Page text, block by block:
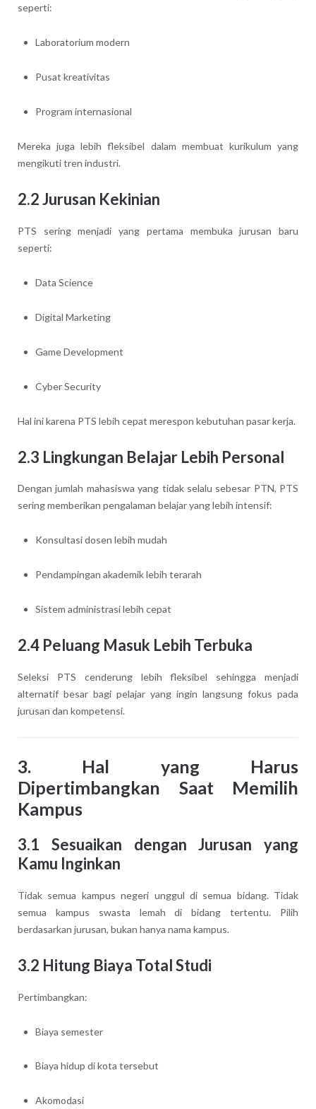
seperti:
Laboratorium modern
Pusat kreativitas
Program internasional
Mereka juga lebih fleksibel dalam membuat kurikulum yang
mengikuti tren industri.
2.2 Jurusan Kekinian
PTS sering menjadi yang pertama membuka jurusan baru
seperti:
Data Science
Digital Marketing
Game Development
Cyber Security
Hal ini karena PTS lebih cepat merespon kebutuhan pasar kerja.
2.3 Lingkungan Belajar Lebih Personal
Dengan jumlah mahasiswa yang tidak selalu sebesar PTN, PTS
sering memberikan pengalaman belajar yang lebih intensif:
Konsultasi dosen lebih mudah
Pendampingan akademik lebih terarah
Sistem administrasi lebih cepat
2.4 Peluang Masuk Lebih Terbuka
Seleksi PTS cenderung lebih fleksibel sehingga menjadi
alternatif besar bagi pelajar yang ingin langsung fokus pada
jurusan dan kompetensi.
3. Hal yang Harus
Dipertimbangkan Saat Memilih
Kampus
3.1 Sesuaikan dengan Jurusan yang
Kamu Inginkan
Tidak semua kampus negeri unggul di semua bidang. Tidak
semua kampus swasta lemah di bidang tertentu. Pilih
berdasarkan jurusan, bukan hanya nama kampus.
3.2 Hitung Biaya Total Studi
Pertimbangkan:
Biaya semester
Biaya hidup di kota tersebut
Akomodasi